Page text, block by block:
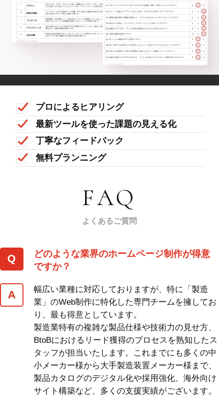
プロによるヒアリング
最新ツールを使った課題の見える化
丁寧なフィードバック
無料プランニング
FAQ
よくあるご質問
どのような業界のホームページ制作が得意
ですか？
幅広い業種に対応しておりますが、特に「製造
業」のWeb制作に特化した専門チームを擁してお
り、最も得意としています。
製造業特有の複雑な製品仕様や技術力の見せ方、
BtoBにおけるリード獲得のプロセスを熟知したス
タッフが担当いたします。これまでにも多くの中
小メーカー様から大手製造装置メーカー様まで、
製品カタログのデジタル化や採用強化、海外向け
サイト構築など、多くの支援実績がございます。